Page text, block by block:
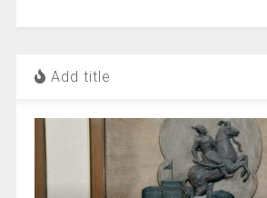
Add title